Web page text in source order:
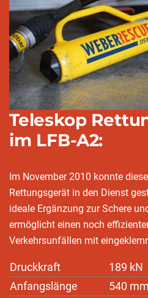
Teleskop
im LFB-A2:
Im November 2010 konnte
Rettungsgerät in den Dienst
ideale Ergänzung zur Schere
ermöglicht einen noch
Verkehrsunfällen mit
Druckkraft
189 kN
Anfangslänge
540 mm